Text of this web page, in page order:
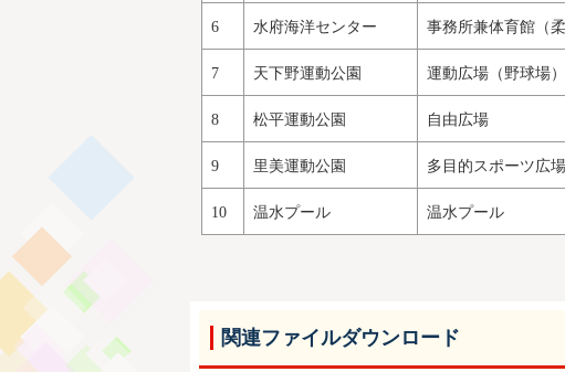
6 水府海洋センター 事務所兼体育館（
7 天下野運動公園 運動広場（野球場
8 松平運動公園 自由広場
9 里美運動公園 多目的スポーツ広
10 温水プール 温水プール
関連ファイルダウンロード